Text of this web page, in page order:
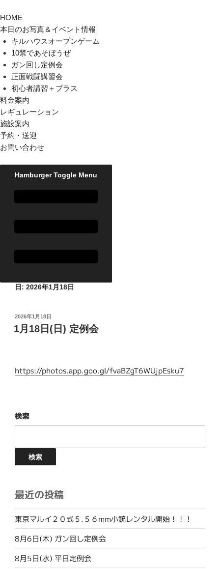
HOME
本日のお写真＆イベント情報
キルハウスオープンゲーム
10禁であそぼうぜ
ガン回し定例会
正面戦闘講習会
初心者講習＋プラス
料金案内
レギュレーション
施設案内
予約・送迎
お問い合わせ
Hamburger Toggle Menu
日: 2026年1月18日
投
稿
日:
2026年1月18日
1月18日(日) 定例会
https://photos.app.goo.gl/fvaBZgT6WUjpEsku7
検索
検索
最近の投稿
東京マルイ２０式５.５６mm小銃レンタル開始！！！
8月6日(木) ガン回し定例会
8月5日(水) 平日定例会